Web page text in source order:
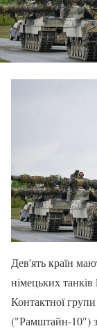
Дев'ять країн
німецьких
Контактної
("Рамштайн-10")